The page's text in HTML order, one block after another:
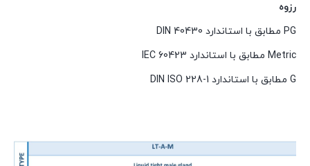
رزوه
PG مطابق با استاندارد DIN 40430
Metric مطابق با استاندارد IEC 60423
G مطابق با استاندارد DIN ISO 228-1